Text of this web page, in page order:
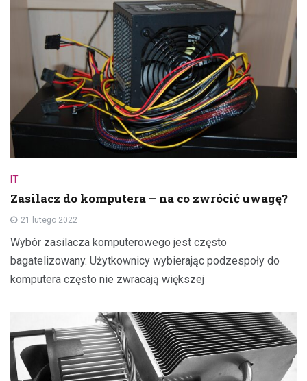
IT
Zasilacz do komputera – na co zwrócić uwagę?
21 lutego 2022
Wybór zasilacza komputerowego jest często
bagatelizowany. Użytkownicy wybierając podzespoły do
komputera często nie zwracają większej